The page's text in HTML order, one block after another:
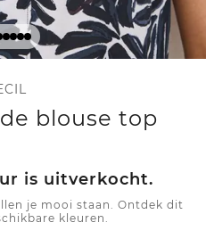
blouse top
is uitverkocht.
je mooi staan. Ontdek dit
kleuren.